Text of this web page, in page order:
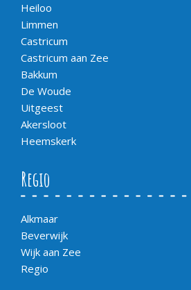
Heiloo
Limmen
Castricum
Castricum aan Zee
Bakkum
De Woude
Uitgeest
Akersloot
Heemskerk
Regio
Alkmaar
Beverwijk
Wijk aan Zee
Regio